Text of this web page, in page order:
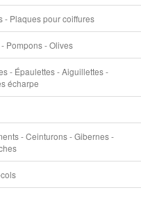
- Plaques pour coiffures
Pompons - Olives
- Épaulettes - Aiguillettes -
écharpe
- Ceinturons - Gibernes -